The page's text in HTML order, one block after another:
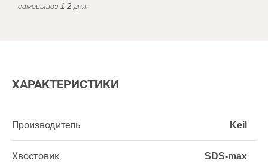
самовывоз 1-2 дня.
ХАРАКТЕРИСТИКИ
Производитель Keil
Хвостовик SDS-max